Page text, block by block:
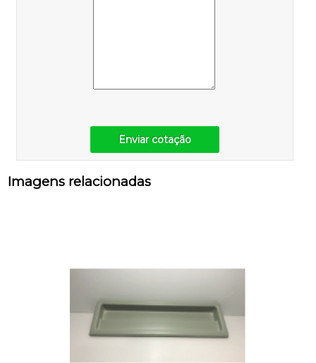
Enviar cotação
Imagens relacionadas